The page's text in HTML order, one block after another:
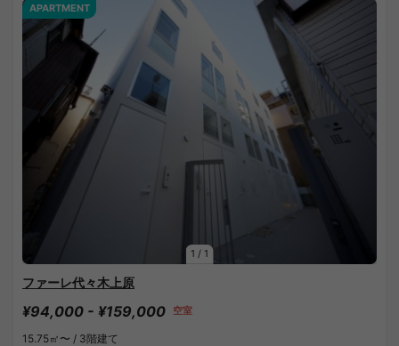
1 / 1
APARTMENT
ファーレ代々木上原
¥94,000 - ¥159,000 空室
15.75㎡〜 / 3階建て